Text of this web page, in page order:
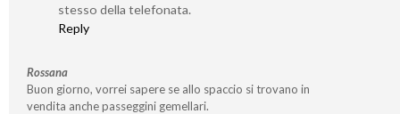
stesso della telefonata.
Reply
Rossana
Buon giorno, vorrei sapere se allo spaccio si trovano in
vendita anche passeggini gemellari.